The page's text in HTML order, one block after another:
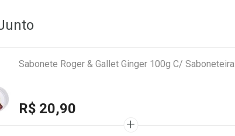
Sabonete Roger & Gallet Ginger 100g C/ Saboneteira
R$ 20,90